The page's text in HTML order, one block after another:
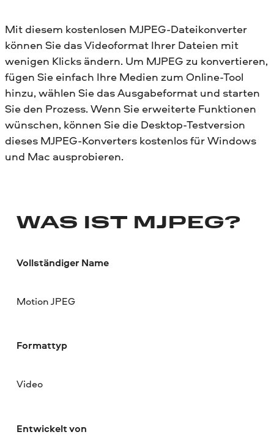
Mit diesem kostenlosen MJPEG-Dateikonverter
können Sie das Videoformat Ihrer Dateien mit
wenigen Klicks ändern. Um MJPEG zu konvertieren,
fügen Sie einfach Ihre Medien zum Online-Tool
hinzu, wählen Sie das Ausgabeformat und starten
Sie den Prozess. Wenn Sie erweiterte Funktionen
wünschen, können Sie die Desktop-Testversion
dieses MJPEG-Konverters kostenlos für Windows
und Mac ausprobieren.
WAS IST MJPEG?
Vollständiger Name
Motion JPEG
Formattyp
Video
Entwickelt von